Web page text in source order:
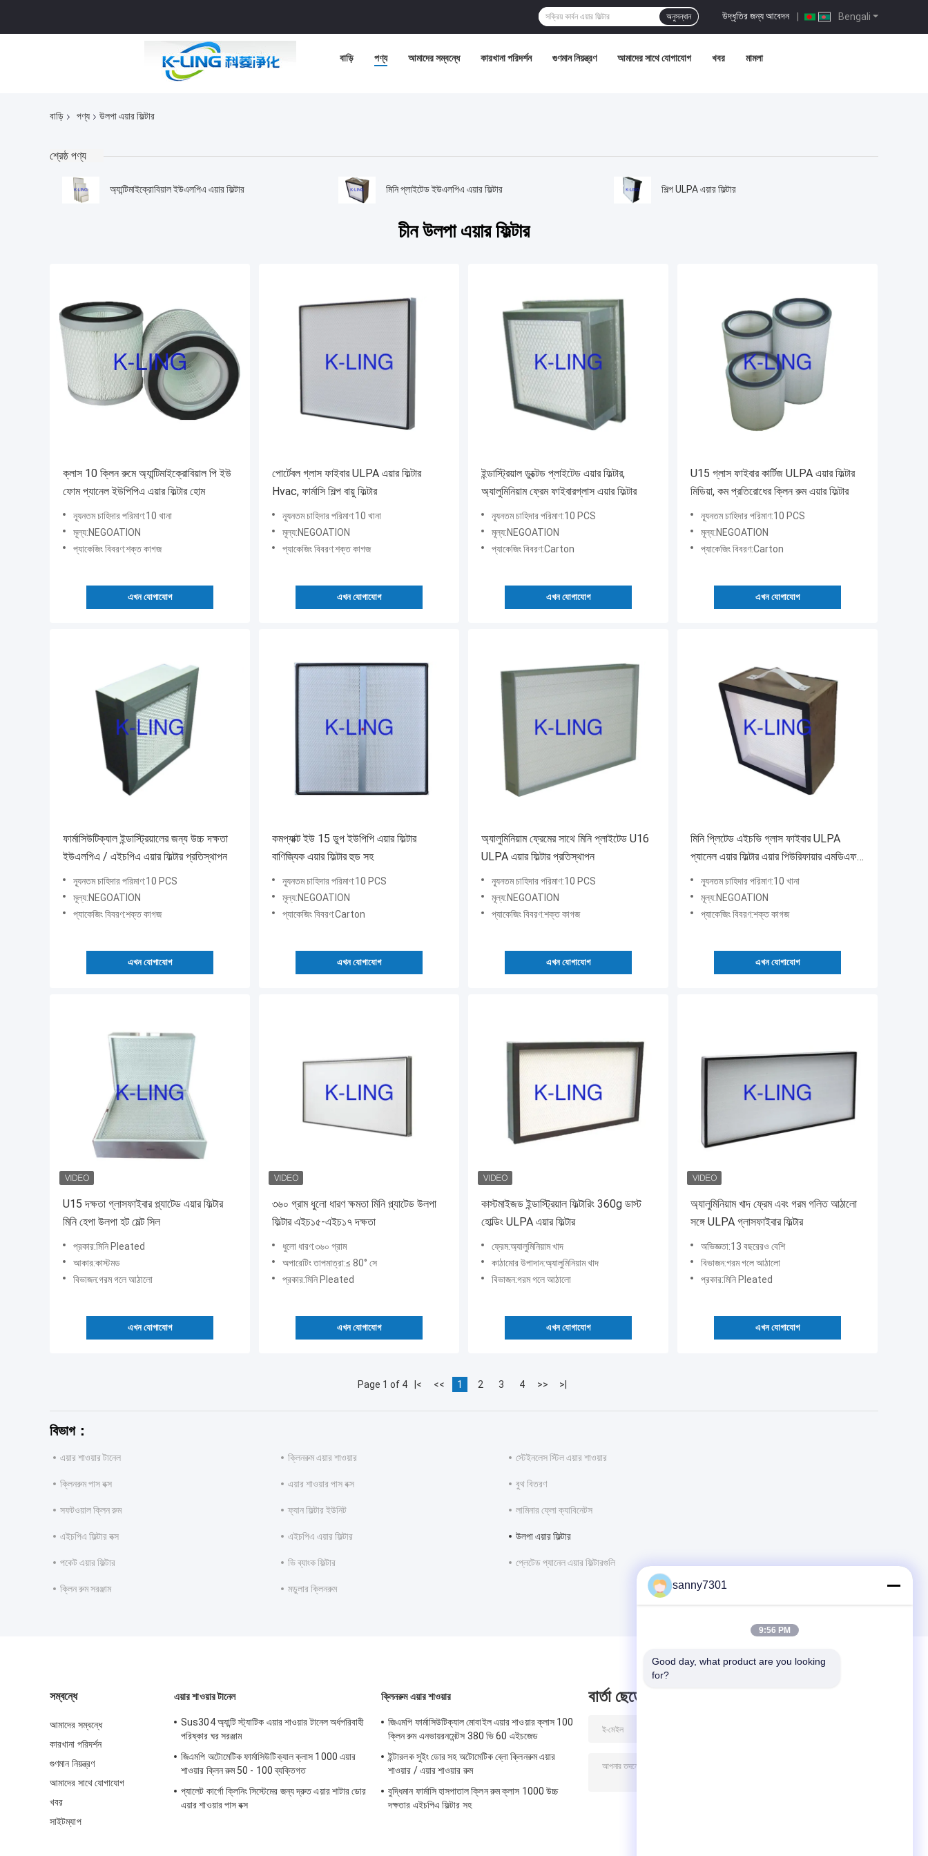
Bengali
উদ্ধৃতির জন্য আবেদন |
অনুসন্ধান
বাড়ি পণ্য আমাদের সম্বন্ধে কারখানা পরিদর্শন গুণমান নিয়ন্ত্রণ আমাদের সাথে যোগাযোগ খবর মামলা
বাড়ি পণ্য উলপা এয়ার ফিল্টার
শ্রেষ্ঠ পণ্য
অ্যান্টিমাইক্রোবিয়াল ইউএলপিএ এয়ার ফিল্টার মিনি প্লাইটেড ইউএলপিএ এয়ার ফিল্টার শিল্প ULPA এয়ার ফিল্টার
চীন উলপা এয়ার ফিল্টার
ক্লাস 10 ক্লিন রুমে অ্যান্টিমাইক্রোবিয়াল পি ইউ
ফোম প্যানেল ইউপিপিএ এয়ার ফিল্টার হোম
ন্যূনতম চাহিদার পরিমাণ:10 খানা
মূল্য:NEGOATION
প্যাকেজিং বিবরণ:শক্ত কাগজ
এখন যোগাযোগ
পোর্টেবল গ্লাস ফাইবার ULPA এয়ার ফিল্টার
Hvac, ফার্মাসি শিল্প বায়ু ফিল্টার
ন্যূনতম চাহিদার পরিমাণ:10 খানা
মূল্য:NEGOATION
প্যাকেজিং বিবরণ:শক্ত কাগজ
এখন যোগাযোগ
ইন্ডাস্ট্রিয়াল ডুক্টেড প্লাইটেড এয়ার ফিল্টার,
অ্যালুমিনিয়াম ফ্রেম ফাইবারগ্লাস এয়ার ফিল্টার
ন্যূনতম চাহিদার পরিমাণ:10 PCS
মূল্য:NEGOATION
প্যাকেজিং বিবরণ:Carton
এখন যোগাযোগ
U15 গ্লাস ফাইবার কার্টিজ ULPA এয়ার ফিল্টার
মিডিয়া, কম প্রতিরোধের ক্লিন রুম এয়ার ফিল্টার
ন্যূনতম চাহিদার পরিমাণ:10 PCS
মূল্য:NEGOATION
প্যাকেজিং বিবরণ:Carton
এখন যোগাযোগ
ফার্মাসিউটিক্যাল ইন্ডাস্ট্রিয়ালের জন্য উচ্চ দক্ষতা
ইউএলপিএ / এইচপিএ এয়ার ফিল্টার প্রতিস্থাপন
ন্যূনতম চাহিদার পরিমাণ:10 PCS
মূল্য:NEGOATION
প্যাকেজিং বিবরণ:শক্ত কাগজ
এখন যোগাযোগ
কমপ্যাক্ট ইউ 15 ডুপ ইউপিপি এয়ার ফিল্টার
বাণিজ্যিক এয়ার ফিল্টার হুড সহ
ন্যূনতম চাহিদার পরিমাণ:10 PCS
মূল্য:NEGOATION
প্যাকেজিং বিবরণ:Carton
এখন যোগাযোগ
অ্যালুমিনিয়াম ফ্রেমের সাথে মিনি প্লাইটেড U16
ULPA এয়ার ফিল্টার প্রতিস্থাপন
ন্যূনতম চাহিদার পরিমাণ:10 PCS
মূল্য:NEGOATION
প্যাকেজিং বিবরণ:শক্ত কাগজ
এখন যোগাযোগ
মিনি প্লিটেড এইচভি গ্লাস ফাইবার ULPA
প্যানেল এয়ার ফিল্টার এয়ার পিউরিফায়ার এমডিএফ
ফ্রেমের সাথে
ন্যূনতম চাহিদার পরিমাণ:10 খানা
মূল্য:NEGOATION
প্যাকেজিং বিবরণ:শক্ত কাগজ
এখন যোগাযোগ
U15 দক্ষতা গ্লাসফাইবার প্ল্যাটেড এয়ার ফিল্টার
মিনি হেপা উলপা হট মেল্ট সিল
প্রকার:মিনি Pleated
আকার:কাস্টমড
বিভাজন:গরম গলে আঠালো
এখন যোগাযোগ
৩৬০ গ্রাম ধুলো ধারণ ক্ষমতা মিনি প্ল্যাটেড উলপা
ফিল্টার এইচ১৫-এইচ১৭ দক্ষতা
ধুলো ধারণ:৩৬০ গ্রাম
অপারেটিং তাপমাত্রা:≤ 80° সে
প্রকার:মিনি Pleated
এখন যোগাযোগ
কাস্টমাইজড ইন্ডাস্ট্রিয়াল ফিল্টারিং 360g ডাস্ট
হোল্ডিং ULPA এয়ার ফিল্টার
ফ্রেম:অ্যালুমিনিয়াম খাদ
কাঠামোর উপাদান:অ্যালুমিনিয়াম খাদ
বিভাজন:গরম গলে আঠালো
এখন যোগাযোগ
অ্যালুমিনিয়াম খাদ ফ্রেম এবং গরম গলিত আঠালো
সঙ্গে ULPA গ্লাসফাইবার ফিল্টার
অভিজ্ঞতা:13 বছরেরও বেশি
বিভাজন:গরম গলে আঠালো
প্রকার:মিনি Pleated
এখন যোগাযোগ
Page 1 of 4 |< << 1 2 3 4 >> >|
বিভাগ：
এয়ার শাওয়ার টানেল ক্লিনরুম এয়ার শাওয়ার স্টেইনলেস স্টিল এয়ার শাওয়ার
ক্লিনরুম পাস বক্স এয়ার শাওয়ার পাস বক্স বুথ বিতরণ
সফটওয়াল ক্লিন রুম ফ্যান ফিল্টার ইউনিট লামিনার ফ্লো ক্যাবিনেটস
এইচপিএ ফিল্টার বক্স এইচপিএ এয়ার ফিল্টার উলপা এয়ার ফিল্টার
পকেট এয়ার ফিল্টার ভি ব্যাংক ফিল্টার প্লেটেড প্যানেল এয়ার ফিল্টারগুলি
ক্লিন রুম সরঞ্জাম মডুলার ক্লিনরুম
সম্বন্ধে
আমাদের সম্বন্ধে
কারখানা পরিদর্শন
গুণমান নিয়ন্ত্রণ
আমাদের সাথে যোগাযোগ
খবর
সাইটম্যাপ
এয়ার শাওয়ার টানেল
Sus304 অ্যান্টি স্ট্যাটিক এয়ার শাওয়ার টানেল অর্ধপরিবাহী
পরিষ্কার ঘর সরঞ্জাম
জিএমপি অটোমেটিক ফার্মাসিউটিক্যাল ক্লাস 1000 এয়ার
শাওয়ার ক্লিন রুম 50 - 100 ব্যক্তিগত
প্যালেট কার্গো ক্লিনিং সিস্টেমের জন্য দ্রুত এয়ার শাটার ডোর
এয়ার শাওয়ার পাস বক্স
ক্লিনরুম এয়ার শাওয়ার
জিএমপি ফার্মাসিউটিক্যাল মোবাইল এয়ার শাওয়ার ক্লাস 100
ক্লিন রুম এনভায়রনমেন্টস 380 ভি 60 এইচজেড
ইন্টারলক সুইং ডোর সহ অটোমেটিক ব্লো ক্লিনরুম এয়ার
শাওয়ার / এয়ার শাওয়ার রুম
বুদ্ধিমান ফার্মাসি হাসপাতাল ক্লিন রুম ক্লাস 1000 উচ্চ
দক্ষতার এইচপিএ ফিল্টার সহ
বার্তা ছেড়ে
sanny7301
9:56 PM
Good day, what product are you looking
for?